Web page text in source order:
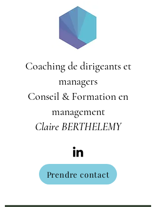
Coaching de dirigeants et
managers
Conseil & Formation en
management
Claire BERTHELEMY
Prendre contact